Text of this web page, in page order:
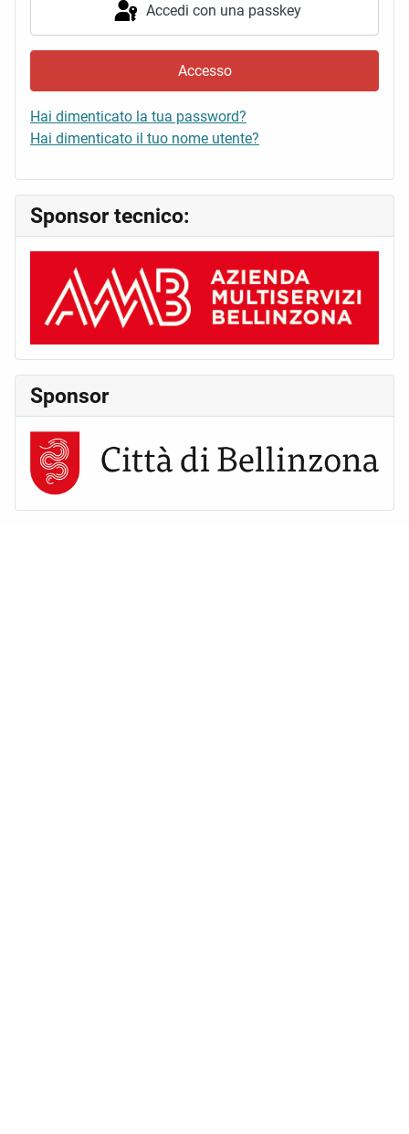
Accedi con una passkey
Accesso
Hai dimenticato la tua password?
Hai dimenticato il tuo nome utente?
Sponsor tecnico:
Sponsor